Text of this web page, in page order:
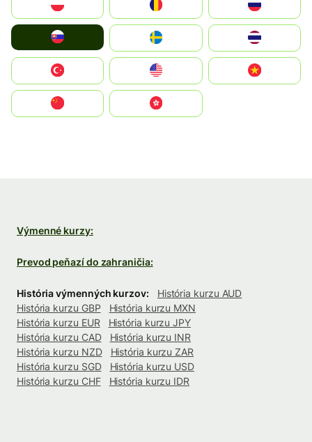
United States
中國香港特別行政區
Výmenné kurzy:
Prevod peňazí do zahraničia:
História výmenných kurzov:
História kurzu AUD
História kurzu GBP
História kurzu MXN
História kurzu EUR
História kurzu JPY
História kurzu CAD
História kurzu INR
História kurzu NZD
História kurzu ZAR
História kurzu SGD
História kurzu USD
História kurzu CHF
História kurzu IDR